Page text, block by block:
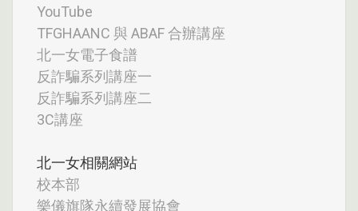
YouTube
TFGHAANC 與 ABAF 合辦講座
北一女電子食譜
反詐騙系列講座一
反詐騙系列講座二
3C講座
北一女相關網站
校本部
樂儀旗隊永續發展協會